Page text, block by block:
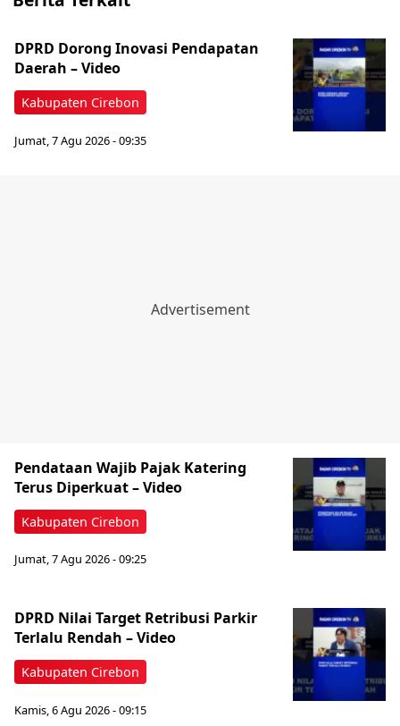
Kabupaten Cirebon
‎DPRD Dorong Inovasi Pendapatan
Daerah – Video
Jumat, 7 Agu 2026 - 09:35
Kabupaten Cirebon
Pendataan Wajib Pajak Katering
Terus Diperkuat – Video
Jumat, 7 Agu 2026 - 09:25
Kabupaten Cirebon
‎DPRD Nilai Target Retribusi Parkir
Terlalu Rendah – Video
Kamis, 6 Agu 2026 - 09:15